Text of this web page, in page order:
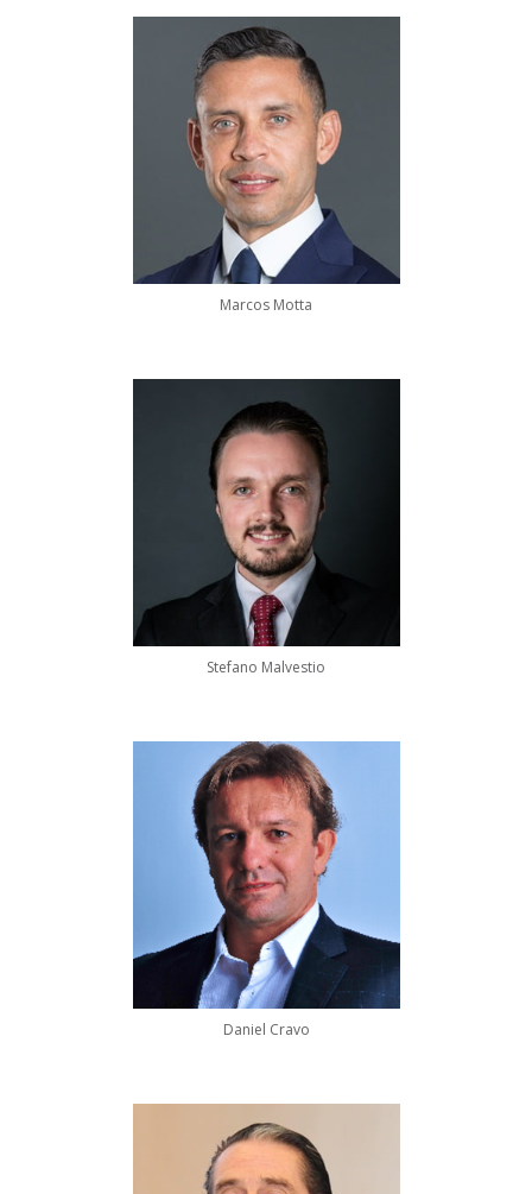
Marcos Motta
Stefano Malvestio
Daniel Cravo